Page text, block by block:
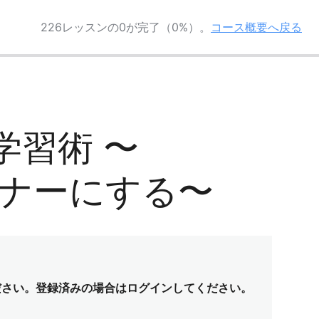
226レッスンの0が完了（0%）。 コース概要へ戻る
習術 〜
ーにする〜
い。登録済みの場合はログインしてください。